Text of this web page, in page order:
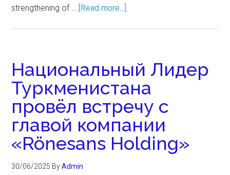
strengthening of … [Read more...]
Национальный Лидер
Туркменистана
провёл встречу с
главой компании
«Rönesans Holding»
30/06/2025 ByAdmin